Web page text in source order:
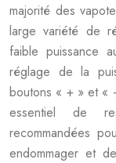
majorité des
large variété de
faible puissance
réglage de la
boutons « + » et «
essentiel de
recommandées
endommager et